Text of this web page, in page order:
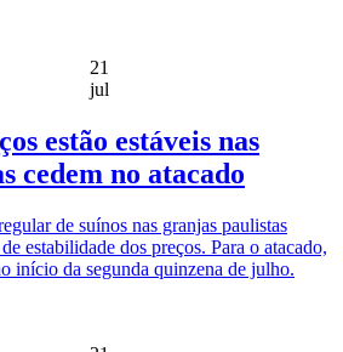
21
jul
estão estáveis nas
cedem no atacado
de suínos nas granjas paulistas
estabilidade dos preços. Para o atacado,
início da segunda quinzena de julho.